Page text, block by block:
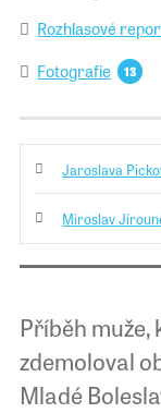
Rozhlasové
Fotografie 13
Jaroslava
Miroslav
Příběh
zdemoloval
Mladé